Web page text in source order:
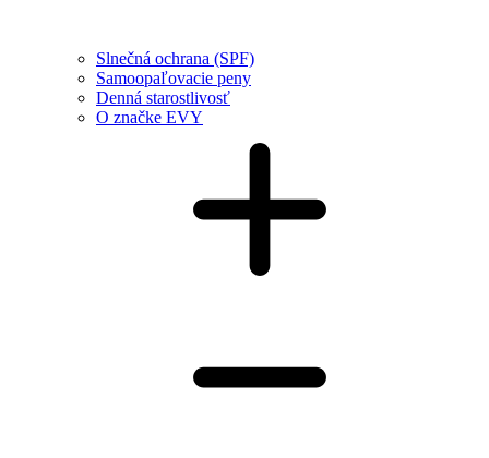
Slnečná ochrana (SPF)
Samoopaľovacie peny
Denná starostlivosť
O značke EVY